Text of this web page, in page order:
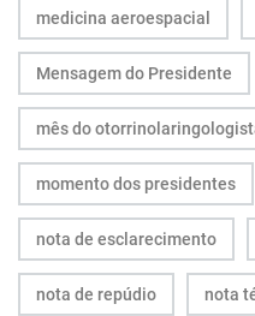
medicina aeroespacial
Mensagem do Presidente
mês do
momento dos presidentes
nota de esclarecimento
nota de repúdio nota